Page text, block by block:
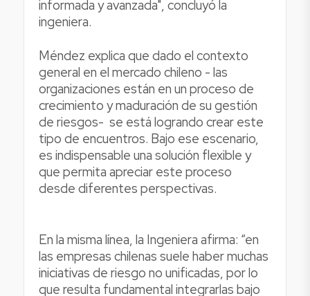
informada y avanzada", concluyó la
ingeniera.
Méndez explica que dado el contexto
general en el mercado chileno - las
organizaciones están en un proceso de
crecimiento y maduración de su gestión
de riesgos- se está logrando crear este
tipo de encuentros. Bajo ese escenario,
es indispensable una solución flexible y
que permita apreciar este proceso
desde diferentes perspectivas.
En la misma línea, la Ingeniera afirma: “en
las empresas chilenas suele haber muchas
iniciativas de riesgo no unificadas, por lo
que resulta fundamental integrarlas bajo